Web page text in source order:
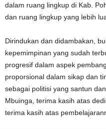
dalam ruang lingkup di Kab.
dan ruang lingkup yang lebih
Dirindukan dan didambakan,
kepemimpinan yang sudah
progresif dalam aspek
proporsional dalam sikap dan
sebagai politisi yang santun
Mbuinga, terima kasih atas
terima kasih atas